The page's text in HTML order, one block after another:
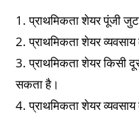
1. प्राथमिकता शेयर पूंजी
2. प्राथमिकता शेयर व्यवसाय
3. प्राथमिकता शेयर किसी
सकता है।
4. प्राथमिकता शेयर व्यवसाय